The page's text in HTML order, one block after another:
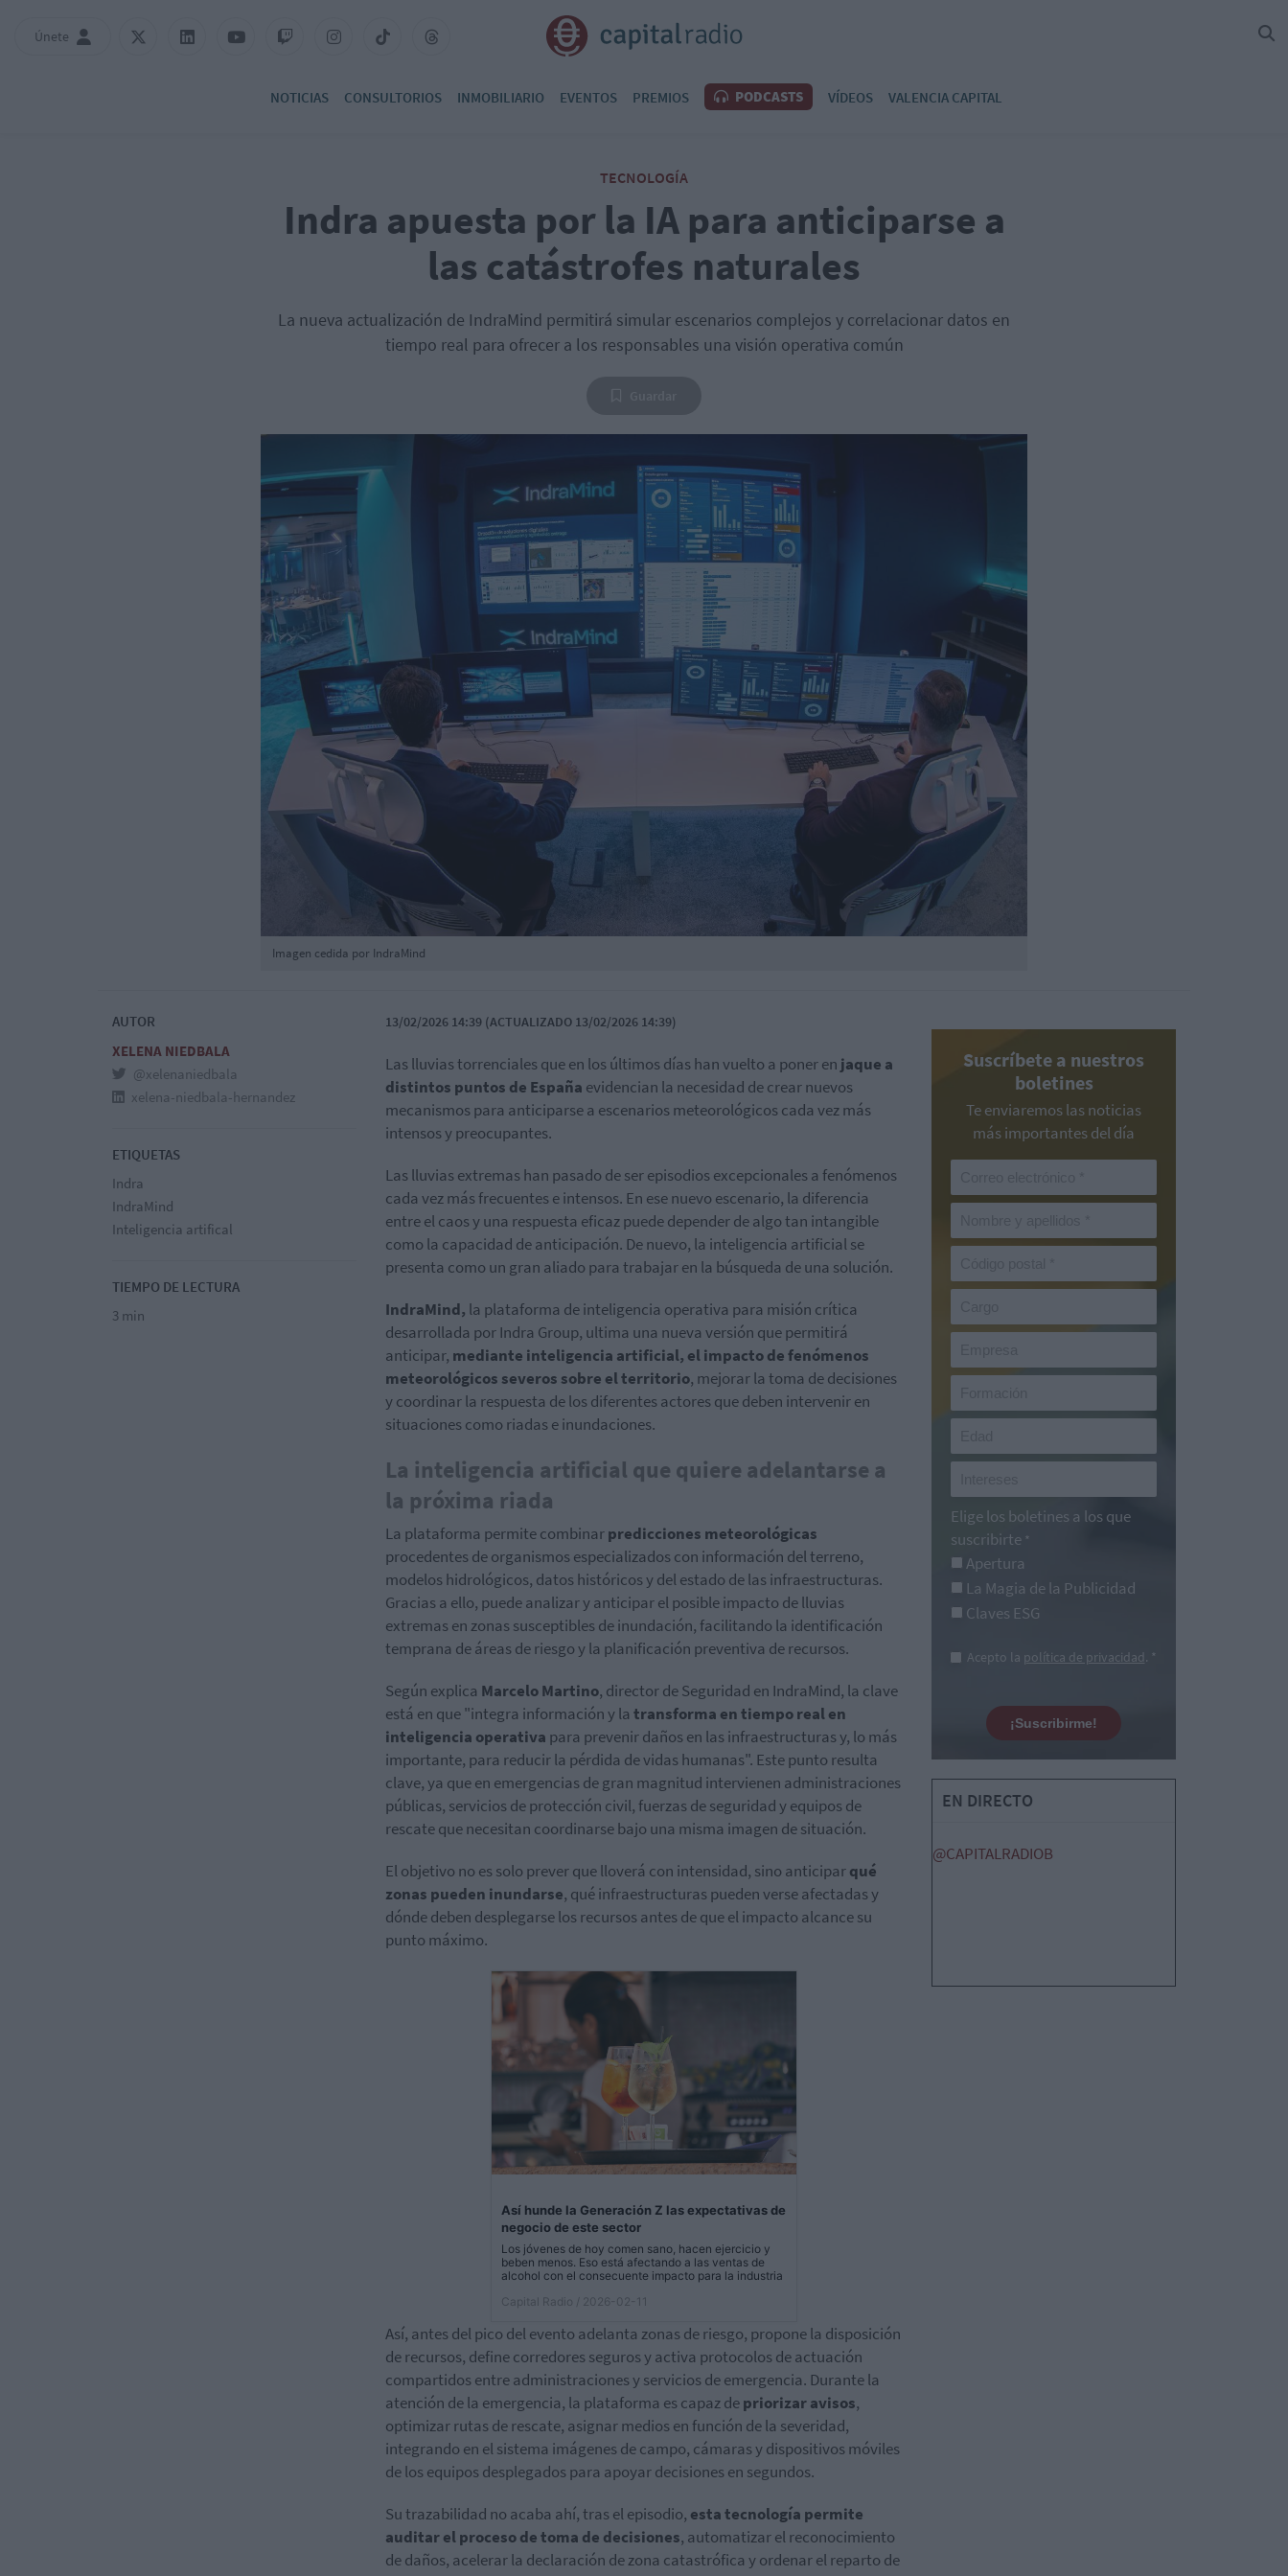
Únete
NOTICIAS CONSULTORIOS INMOBILIARIO EVENTOS PREMIOS PODCASTS VÍDEOS VALENCIA CAPITAL
TECNOLOGÍA
Indra apuesta por la IA para anticiparse a
las catástrofes naturales
La nueva actualización de IndraMind permitirá simular escenarios complejos y correlacionar datos en
tiempo real para ofrecer a los responsables una visión operativa común
Imagen cedida por IndraMind
AUTOR
XELENA NIEDBALA
@xelenaniedbala
xelena-niedbala-hernandez
ETIQUETAS
Indra
IndraMind
Inteligencia artifical
TIEMPO DE LECTURA
3 min
13/02/2026 14:39 (ACTUALIZADO 13/02/2026 14:39)
Las lluvias torrenciales que en los últimos días han vuelto a poner en jaque a
distintos puntos de España evidencian la necesidad de crear nuevos
mecanismos para anticiparse a escenarios meteorológicos cada vez más
intensos y preocupantes.
Las lluvias extremas han pasado de ser episodios excepcionales a fenómenos
cada vez más frecuentes e intensos. En ese nuevo escenario, la diferencia
entre el caos y una respuesta eficaz puede depender de algo tan intangible
como la capacidad de anticipación. De nuevo, la inteligencia artificial se
presenta como un gran aliado para trabajar en la búsqueda de una solución.
IndraMind, la plataforma de inteligencia operativa para misión crítica
desarrollada por Indra Group, ultima una nueva versión que permitirá
anticipar, mediante inteligencia artificial, el impacto de fenómenos
meteorológicos severos sobre el territorio, mejorar la toma de decisiones
y coordinar la respuesta de los diferentes actores que deben intervenir en
situaciones como riadas e inundaciones.
La inteligencia artificial que quiere adelantarse a
la próxima riada
La plataforma permite combinarpredicciones meteorológicas
procedentes de organismos especializados con información del terreno,
modelos hidrológicos, datos históricos y del estado de las infraestructuras.
Gracias a ello, puede analizar y anticipar el posible impacto de lluvias
extremas en zonas susceptibles de inundación, facilitando la identificación
temprana de áreas de riesgo y la planificación preventiva de recursos.
Según explica Marcelo Martino, director de Seguridad en IndraMind, la clave
está en que "integra información y la transforma en tiempo real en
inteligencia operativa para prevenir daños en las infraestructuras y, lo más
importante, para reducir la pérdida de vidas humanas". Este punto resulta
clave, ya que en emergencias de gran magnitud intervienen administraciones
públicas, servicios de protección civil, fuerzas de seguridad y equipos de
rescate que necesitan coordinarse bajo una misma imagen de situación.
El objetivo no es solo prever que lloverá con intensidad, sino anticiparqué
zonas pueden inundarse, qué infraestructuras pueden verse afectadas y
dónde deben desplegarse los recursos antes de que el impacto alcance su
punto máximo.
Así hunde la Generación Z las expectativas de
negocio de este sector
Los jóvenes de hoy comen sano, hacen ejercicio y
beben menos. Eso está afectando a las ventas de
alcohol con el consecuente impacto para la industria
Capital Radio
/ 2026-02-11
Así, antes del pico del evento adelanta zonas de riesgo, propone la disposición
de recursos, define corredores seguros y activa protocolos de actuación
compartidos entre administraciones y servicios de emergencia. Durante la
atención de la emergencia, la plataforma es capaz depriorizar avisos,
optimizar rutas de rescate, asignar medios en función de la severidad,
integrando en el sistema imágenes de campo, cámaras y dispositivos móviles
de los equipos desplegados para apoyar decisiones en segundos.
Su trazabilidad no acaba ahí, tras el episodio, esta tecnología permite
auditar el proceso de toma de decisiones, automatizar el reconocimiento
de daños, acelerar la declaración de zona catastrófica y ordenar el reparto de
Suscríbete a nuestros
boletines
Te enviaremos las noticias
más importantes del día
Elige los boletines a los que
suscribirte *
Apertura
La Magia de la Publicidad
Claves ESG
Acepto la política de privacidad. *
¡Suscribirme!
EN DIRECTO
@CAPITALRADIOB